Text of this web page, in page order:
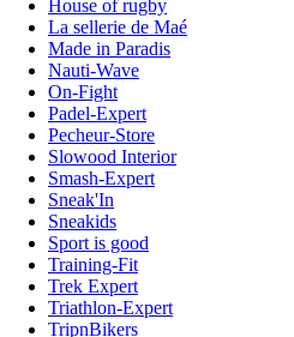
House of rugby
La sellerie de Maé
Made in Paradis
Nauti-Wave
On-Fight
Padel-Expert
Pecheur-Store
Slowood Interior
Smash-Expert
Sneak'In
Sneakids
Sport is good
Training-Fit
Trek Expert
Triathlon-Expert
TripnBikers